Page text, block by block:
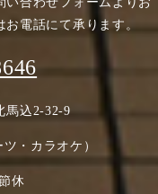
お電話にて承ります。
馬込2-32-9
・カラオケ）
休